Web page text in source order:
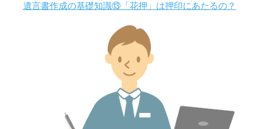
遺言書作成の基礎知識⑬「花押」は押印にあたるの？